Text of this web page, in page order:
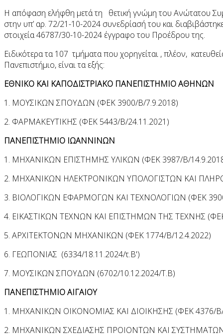
Η απόφαση ελήφθη μετά τη θετική γνώμη του Ανώτατου
στην υπ’ αρ. 72/21-10-2024 συνεδρίασή του και
στοιχεία 46787/30-10-2024 έγγραφο του Προέδρου της.
Ειδικότερα τα 107 τμήματα που χορηγείται , πλέον,
Πανεπιστήμιο, είναι τα εξής:
ΕΘΝΙΚΟ ΚΑΙ ΚΑΠΟΔΙΣΤΡΙΑΚΟ ΠΑΝΕΠΙΣΤΗΜΙΟ ΑΘΗΝΩΝ
1. ΜΟΥΣΙΚΩΝ ΣΠΟΥΔΩΝ (ΦΕΚ 3900/Β/7.9.2018)
2. ΦΑΡΜΑΚΕΥΤΙΚΗΣ (ΦΕΚ 5443/Β/24.11.2021)
ΠΑΝΕΠΙΣΤΗΜΙΟ ΙΩΑΝΝΙΝΩΝ
1. ΜΗΧΑΝΙΚΩΝ ΕΠΙΣΤΗΜΗΣ ΥΛΙΚΩΝ (ΦΕΚ 3987/Β/
2. ΜΗΧΑΝΙΚΩΝ ΗΛΕΚΤΡΟΝΙΚΩΝ ΥΠΟΛΟΓΙΣΤΩΝ ΚΑΙ
3. ΒΙΟΛΟΓΙΚΩΝ ΕΦΑΡΜΟΓΩΝ ΚΑΙ ΤΕΧΝΟΛΟΓΙΩΝ (ΦΕΚ
4. ΕΙΚΑΣΤΙΚΩΝ ΤΕΧΝΩΝ ΚΑΙ ΕΠΙΣΤΗΜΩΝ ΤΗΣ ΤΕΧΝΗΣ
5. ΑΡΧΙΤΕΚΤΟΝΩΝ ΜΗΧΑΝΙΚΩΝ (ΦΕΚ 1774/Β/12.4.2022)
6. ΓΕΩΠΟΝΙΑΣ (6334/18.11.2024/τ.Β')
7. ΜΟΥΣΙΚΩΝ ΣΠΟΥΔΩΝ (6702/10.12.2024/Τ.Β)
ΠΑΝΕΠΙΣΤΗΜΙΟ ΑΙΓΑΙΟΥ
1. ΜΗΧΑΝΙΚΩΝ ΟΙΚΟΝΟΜΙΑΣ ΚΑΙ ΔΙΟΙΚΗΣΗΣ (ΦΕΚ 4376/Β/
2. ΜΗΧΑΝΙΚΩΝ ΣΧΕΔΙΑΣΗΣ ΠΡΟΙΟΝΤΩΝ ΚΑΙ